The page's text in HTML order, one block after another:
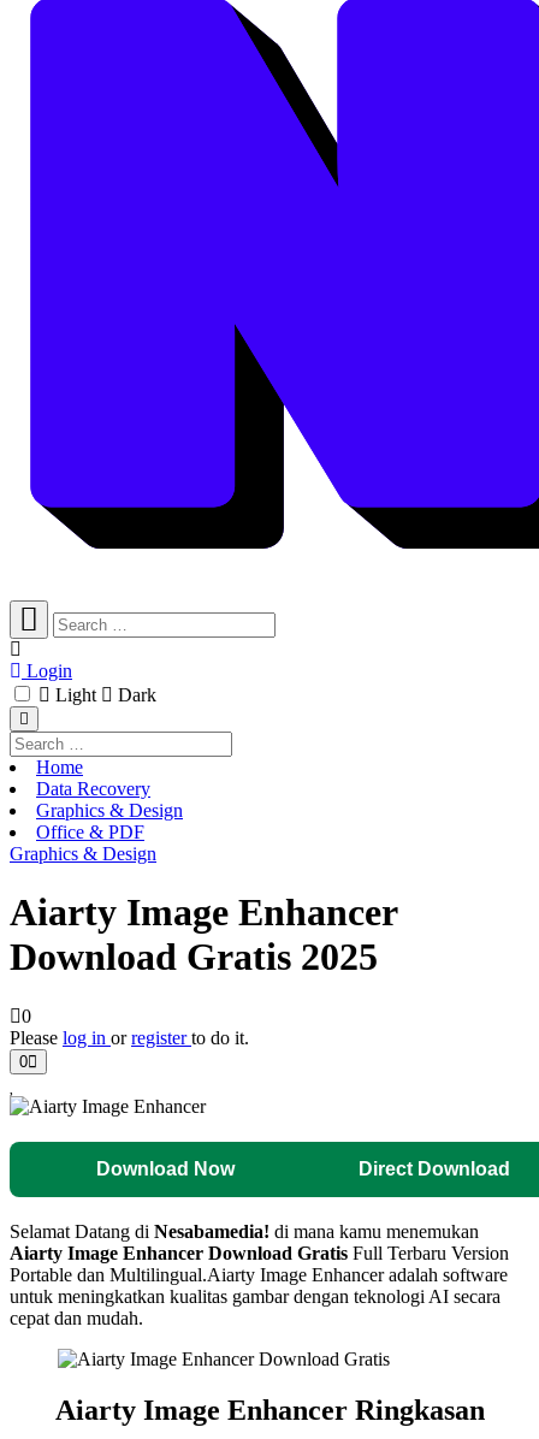
Login
Light
Dark
Home
Data Recovery
Graphics & Design
Office & PDF
Graphics & Design
Aiarty Image Enhancer
Download Gratis 2025
0
Please log in orregisterto do it.
0
Download Now Direct Download
Selamat Datang di Nesabamedia! di mana kamu menemukan
Aiarty Image Enhancer Download Gratis Full Terbaru Version
Portable dan Multilingual.Aiarty Image Enhancer adalah software
untuk meningkatkan kualitas gambar dengan teknologi AI secara
cepat dan mudah.
Aiarty Image Enhancer Ringkasan